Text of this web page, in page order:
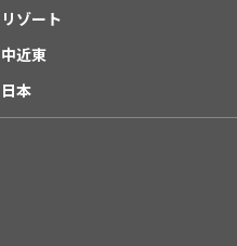
リゾート
中近東
日本